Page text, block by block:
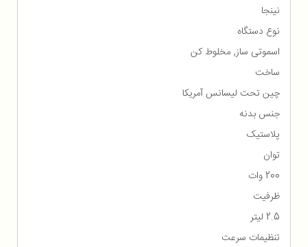
نینجا
نوع دستگاه
اسموتی ساز, مخلوط کن
ساخت
چین تحت لیسانس آمریکا
جنس بدنه
پلاستیک
توان
200 وات
ظرفیت
2.5 لیتر
تنظیمات سرعت